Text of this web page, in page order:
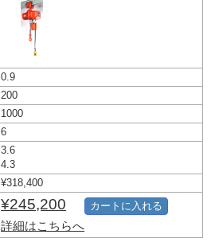
0.9
200
1000
6
3.6
4.3
¥318,400
¥245,200
詳細はこちらへ
カートに入れる